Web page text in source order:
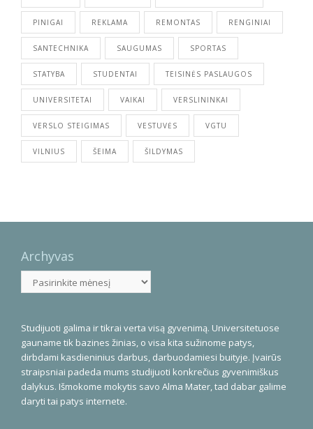
PINIGAI REKLAMA REMONTAS RENGINIAI
SANTECHNIKA SAUGUMAS SPORTAS
STATYBA STUDENTAI TEISINĖS PASLAUGOS
UNIVERSITETAI VAIKAI VERSLININKAI
VERSLO STEIGIMAS VESTUVĖS VGTU
VILNIUS ŠEIMA ŠILDYMAS
Archyvas
Archyvas
Studijuoti galima ir tikrai verta visą gyvenimą. Universitetuose
gauname tik bazines žinias, o visa kita sužinome patys,
dirbdami kasdieninius darbus, darbuodamiesi buityje. Įvairūs
straipsniai padeda mums studijuoti konkrečius gyvenimiškus
dalykus. Išmokome mokytis savo Alma Mater, tad dabar galime
daryti tai patys internete.